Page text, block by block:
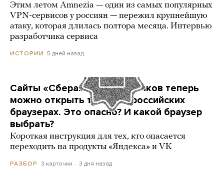
Этим летом Amnezia — один из самых популярных
VPN-сервисов у россиян — пережил крупнейшую
атаку, которая длилась полтора месяца. Интервью
разработчика сервиса
ИСТОРИИ 5 дней назад
Сайты «Сбера» и других банков теперь
можно открыть только в российских
браузерах. Это опасно? И какой браузер
выбрать?
Короткая инструкция для тех, кто опасается
переходить на продукты «Яндекса» и VK
РАЗБОР 3 карточки 3 дня назад